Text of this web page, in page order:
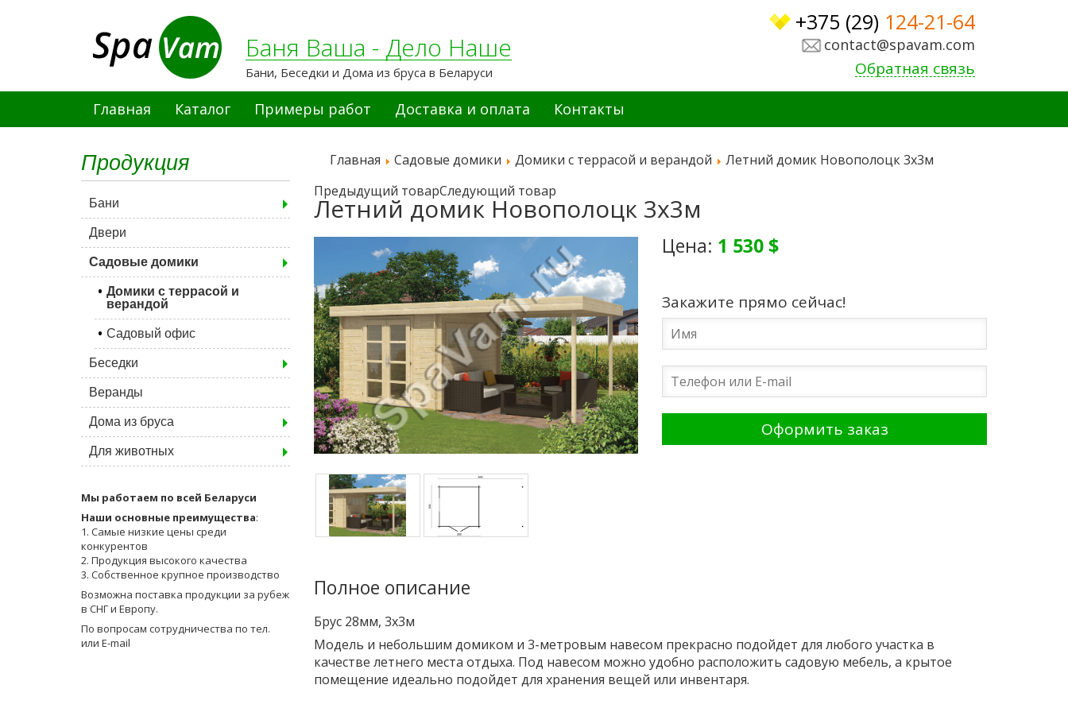
Баня Ваша - Дело Наше
Бани, Беседки и Дома из бруса в Беларуси
+375 (29) 124-21-64
contact@spavam.com
Обратная связь
Главная Каталог Примеры работ Доставка и оплата Контакты
Продукция
Бани
Двери
Садовые домики
Домики с террасой и
верандой
Садовый офис
Беседки
Веранды
Дома из бруса
Для животных
Мы работаем по всей Беларуси
Наши основные преимущества:
1. Самые низкие цены среди
конкурентов
2. Продукция высокого качества
3. Собственное крупное производство
Возможна поставка продукции за рубеж
в СНГ и Европу.
По вопросам сотрудничества по тел.
или E-mail
Главная Садовые домики Домики с террасой и верандой
Летний домик Новополоцк 3x3м
Предыдущий товарСледующий товар
Летний домик Новополоцк 3x3м
Цена: 1 530 $
Закажите прямо сейчас!
Полное описание
Брус 28мм, 3x3м
Модель и небольшим домиком и 3-метровым навесом прекрасно подойдет для любого участка в
качестве летнего места отдыха. Под навесом можно удобно расположить садовую мебель, а крытое
помещение идеально подойдет для хранения вещей или инвентаря.